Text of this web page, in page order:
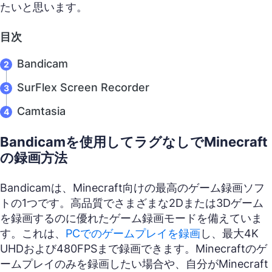
たいと思います。
目次
Bandicam
SurFlex Screen Recorder
Camtasia
Bandicamを使用してラグなしでMinecraft
の録画方法
Bandicamは、Minecraft向けの最高のゲーム録画ソフ
トの1つです。高品質でさまざまな2Dまたは3Dゲーム
を録画するのに優れたゲーム録画モードを備えていま
す。これは、 PCでのゲームプレイを録画し、最大4K
UHDおよび480FPSまで録画できます。Minecraftのゲ
ームプレイのみを録画したい場合や、自分がMinecraft